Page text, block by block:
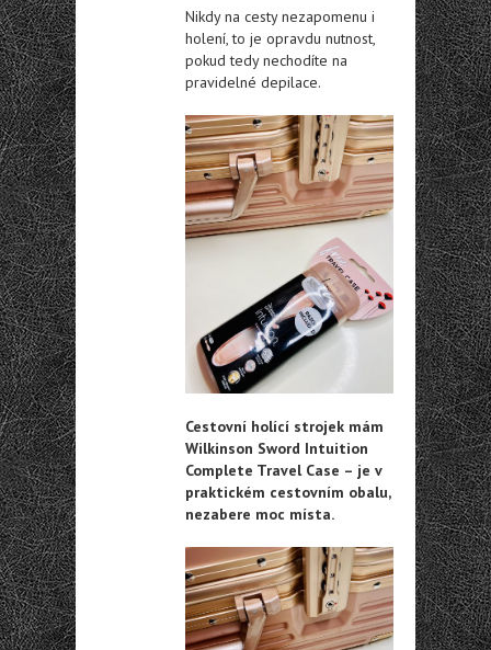
Nikdy na cesty nezapomenu i
holení, to je opravdu nutnost,
pokud tedy nechodíte na
pravidelné depilace.
Cestovní holící strojek mám
Wilkinson Sword Intuition
Complete Travel Case – je v
praktickém cestovním obalu,
nezabere moc místa.